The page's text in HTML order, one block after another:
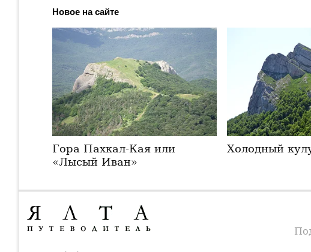
Новое на сайте
Гора Пахкал-Кая или
«Лысый Иван»
Холодный